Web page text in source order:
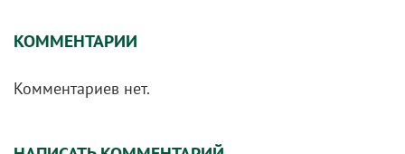
КОММЕНТАРИИ
Комментариев нет.